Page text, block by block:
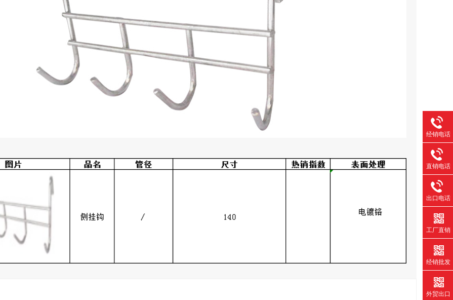
经销电话
直销电话
出口电话
工厂直销
经销批发
外贸出口